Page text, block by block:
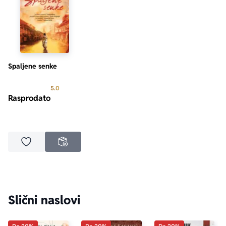
postiže upravo to.“
„Strastveni junaci, individualisti, koje istorija spaja i
menja kao akvarel nijanse.“
Spaljene senke
5.0
Rasprodato
Dodaj u omiljeneNEDOSTUPNO
Slični naslovi